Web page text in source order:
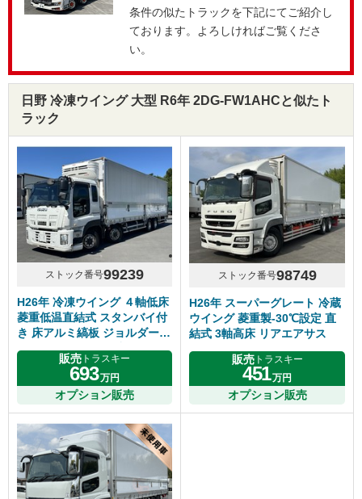
条件の似たトラックを下記にてご紹介し
ております。よろしければご覧くださ
い。
日野 冷凍ウイング 大型 R6年 2DG-FW1AHCと似たト
ラック
ストック番号99239
H26年 冷凍ウイング ４軸低床
菱重低温直結式 スタンバイ付
き 床アルミ縞板 ジョルダー４
列 リアエアサス ７速マニュア
ル いすゞギガ 車検付き
販売 トラスキー
693万円
オプション販売
ストック番号98749
H26年 スーパーグレート 冷蔵
ウイング 菱重製-30℃設定 直
結式 3軸高床 リアエアサス
販売トラスキー
451万円
オプション販売